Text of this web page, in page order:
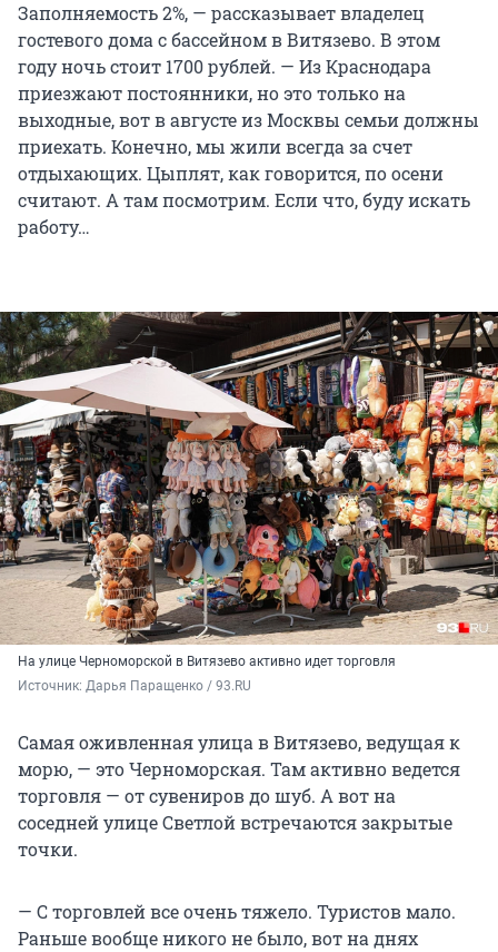
Заполняемость 2%, — рассказывает владелец
гостевого дома с бассейном в Витязево. В этом
году ночь стоит 1700 рублей. — Из Краснодара
приезжают постоянники, но это только на
выходные, вот в августе из Москвы семьи должны
приехать. Конечно, мы жили всегда за счет
отдыхающих. Цыплят, как говорится, по осени
считают. А там посмотрим. Если что, буду искать
работу…
На улице Черноморской в Витязево активно идет торговля
Источник: Дарья Паращенко / 93.RU
Самая оживленная улица в Витязево, ведущая к
морю, — это Черноморская. Там активно ведется
торговля — от сувениров до шуб. А вот на
соседней улице Светлой встречаются закрытые
точки.
— С торговлей все очень тяжело. Туристов мало.
Раньше вообще никого не было, вот на днях